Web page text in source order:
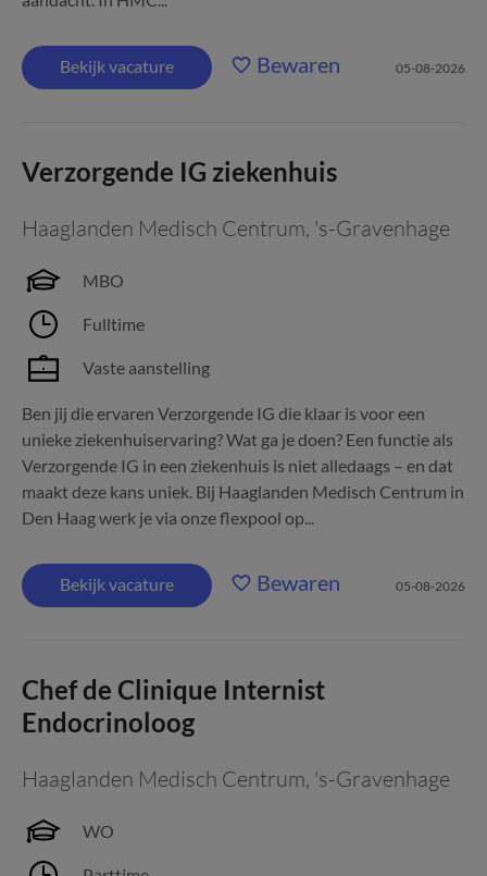
Bekijk vacature Bewaren 05-08-2026
Verzorgende IG ziekenhuis
Haaglanden Medisch Centrum, 's-Gravenhage
MBO
Fulltime
Vaste aanstelling
Ben jij die ervaren Verzorgende IG die klaar is voor een
unieke ziekenhuiservaring? Wat ga je doen? Een functie als
Verzorgende IG in een ziekenhuis is niet alledaags – en dat
maakt deze kans uniek. Bij Haaglanden Medisch Centrum in
Den Haag werk je via onze flexpool op...
Bekijk vacature Bewaren 05-08-2026
Chef de Clinique Internist
Endocrinoloog
Haaglanden Medisch Centrum, 's-Gravenhage
WO